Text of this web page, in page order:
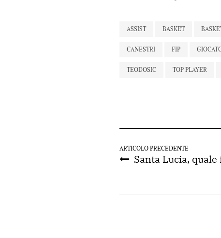
ASSIST BASKET
CANESTRI FIP
TEODOSIC TOP PLAYER
ARTICOLO PRECEDENTE
Santa Lucia, quale